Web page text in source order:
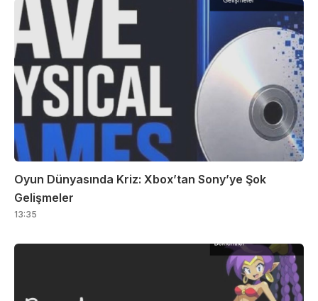
Oyun Dünyasında Kriz: Xbox’tan Sony’ye Şok
Gelişmeler
13:35